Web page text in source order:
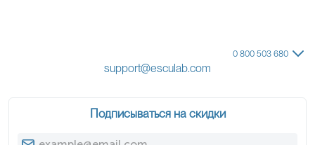
0 800 503 680
support@esculab.com
Подписываться на скидки